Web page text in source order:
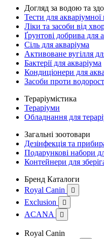
Догляд за водою та
Тести для акваріумної
Ліки та засоби від
Ґрунтові добрива для
Сіль для акваріума
Активоване вугілля
Бактерії для акваріума
Кондиціонери для
Засоби проти
Тераріумістика
Тераріуми
Обладнання для
Загальні зоотовари
Дезінфекція та
Подарункові набори
Контейнери для
Бренд Каталоги
Royal Canin

Exclusion 
ACANA 
Royal Canin